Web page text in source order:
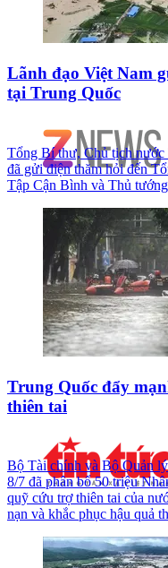
Lãnh đạo Việt Nam
tại Trung Quốc
Tổng Bí thư, Chủ tịch
đã gửi điện thăm hỏi đến
Tập Cận Bình và Thủ
Trung Quốc đẩy
thiên tai
Bộ Tài chính và Bộ Quản
8/7 đã phân bổ 50 triệu
quỹ cứu trợ thiên tai của
nạn và khắc phục hậu quả